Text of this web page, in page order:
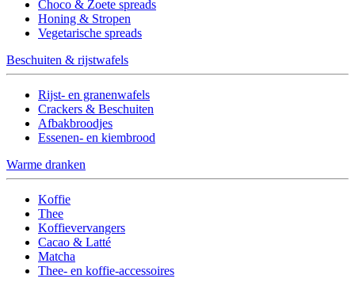
Choco & Zoete spreads
Honing & Stropen
Vegetarische spreads
Beschuiten & rijstwafels
Rijst- en granenwafels
Crackers & Beschuiten
Afbakbroodjes
Essenen- en kiembrood
Warme dranken
Koffie
Thee
Koffievervangers
Cacao & Latté
Matcha
Thee- en koffie-accessoires